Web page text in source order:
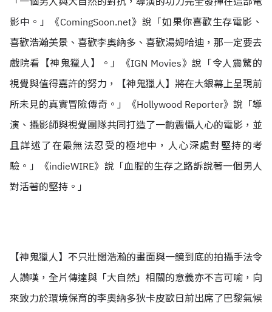
影中。」《ComingSoon.net》說「如果你喜歡生存電影、
喜歡浩瀚美景、喜歡李奧納多、喜歡湯姆哈迪，那一定要去
戲院看【神鬼獵人】。」《IGN Movies》說「令人震驚的
視覺與值得嘉許的努力，【神鬼獵人】將在大銀幕上呈現前
所未見的真實冒險傳奇。」《Hollywood Reporter》說「導
演、攝影師與視覺團隊共同打造了一齣震懾人心的電影，並
且詳述了在最無法忍受的極地中，人心深處對堅持的考
驗。」《indieWIRE》說「血腥的生存之路訴說著一個男人
對活著的堅持。」
【神鬼獵人】不只壯闊浩瀚的畫面與一鏡到底的拍攝手法令
人讚嘆，全片傳達與「大自然」相關的意義亦不言可喻，向
來致力於環境保育的李奧納多狄卡皮歐日前出席了巴黎氣候